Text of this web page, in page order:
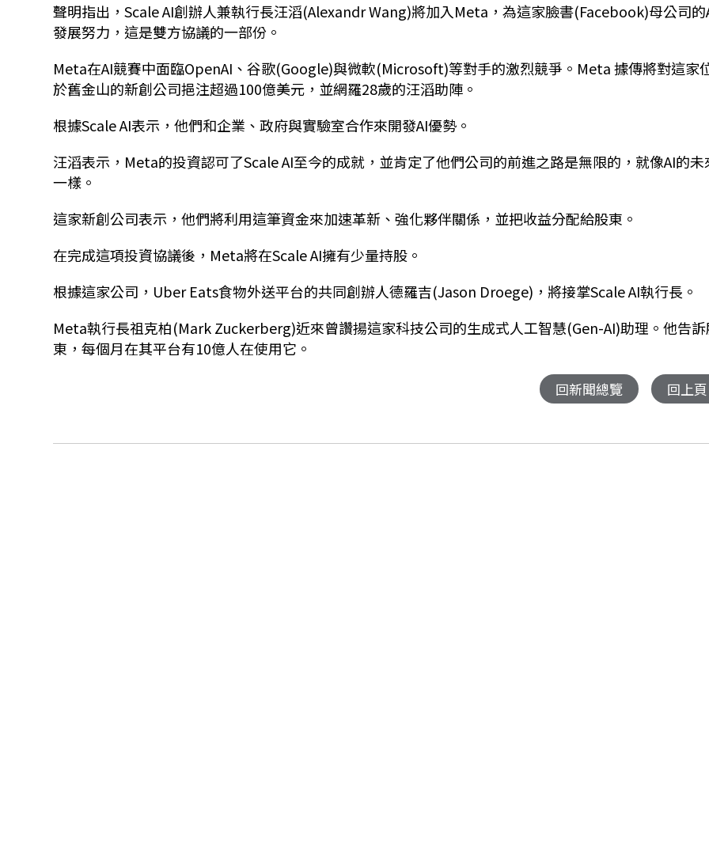
聲明指出，Scale AI創辦人兼執行長汪滔(Alexandr Wang)將加入Meta ，為這家臉書(Facebook)母公司的
發展努力，這是雙方協議的一部份。
Meta在AI競賽中面臨OpenAI 、谷歌(Google)與微軟(Microsoft)等對手的激烈競爭。 Meta據傳將對這家
於舊金山的新創公司挹注超過100億美元，並網羅28歲的汪滔助陣。
根據Scale AI表示，他們和企業、政府與實驗室合作來開發AI優勢。
汪滔表示， Meta的投資認可了Scale AI至今的成就，並肯定了他們公司的前進之路是無限的，就像AI的未
一樣。
這家新創公司表示，他們將利用這筆資金來加速革新、強化夥伴關係，並把收益分配給股東。
在完成這項投資協議後， Meta將在Scale AI擁有少量持股。
根據這家公司， Uber Eats食物外送平台的共同創辦人德羅吉(Jason Droege) ，將接掌Scale AI執行長。
Meta執行長祖克柏(Mark Zuckerberg)近來曾讚揚這家科技公司的生成式人工智慧(Gen-AI)助理。他告
東，每個月在其平台有10億人在使用它。
回新聞總覽 回上頁